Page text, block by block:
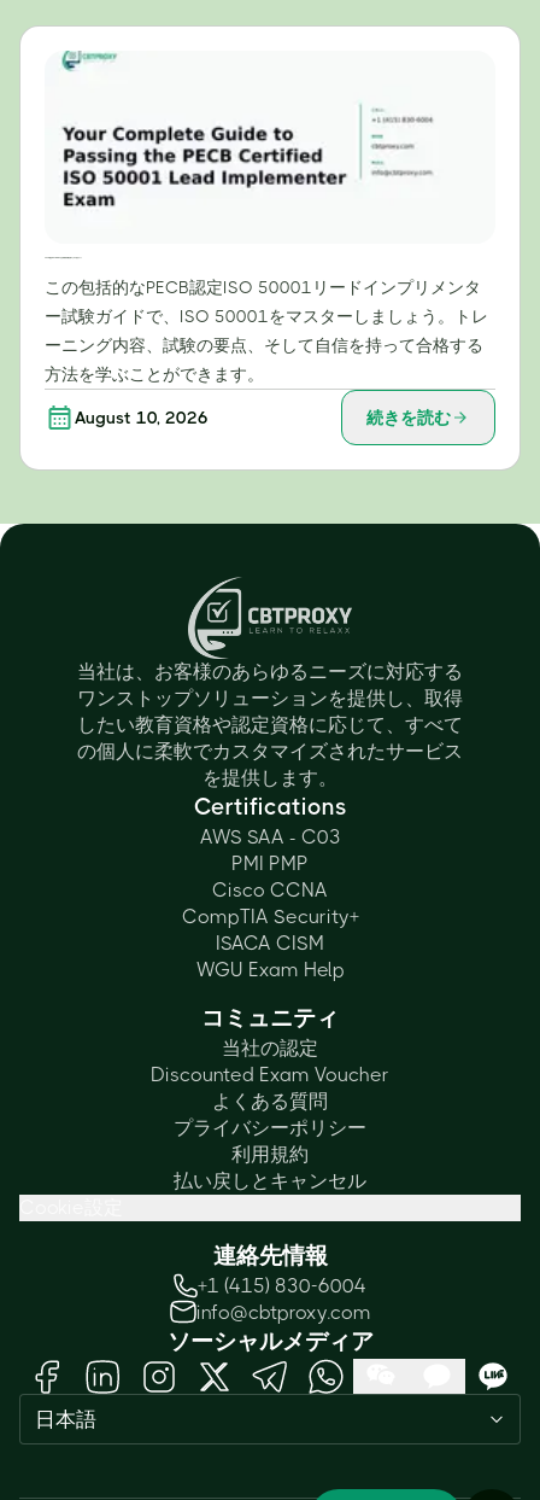
この包括的なPECB認定ISO 50001リードインプリメンタ
ー試験ガイドで、ISO 50001をマスターしましょう。トレ
ーニング内容、試験の要点、そして自信を持って合格する
方法を学ぶことができます。
August 10, 2026 続きを読む
当社は、お客様のあらゆるニーズに対応する
ワンストップソリューションを提供し、取得
したい教育資格や認定資格に応じて、すべて
の個人に柔軟でカスタマイズされたサービス
を提供します。
Certifications
AWS SAA - C03
PMI PMP
Cisco CCNA
CompTIA Security+
ISACA CISM
WGU Exam Help
コミュニティ
当社の認定
Discounted Exam Voucher
よくある質問
プライバシーポリシー
利用規約
払い戻しとキャンセル
連絡先情報
+1 (415) 830-6004
info@cbtproxy.com
ソーシャルメディア
日本語
1